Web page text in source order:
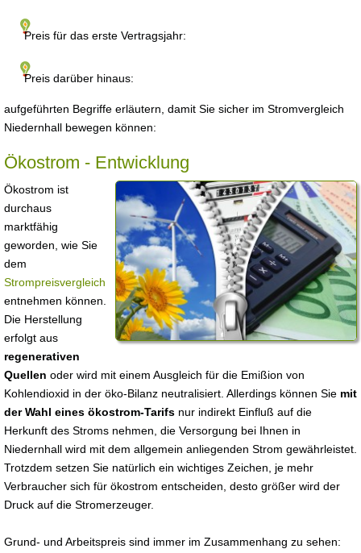
Preis für das erste Vertragsjahr:
Preis darüber hinaus:
aufgeführten Begriffe erläutern, damit Sie sicher im Stromvergleich
Niedernhall bewegen können:
Ökostrom - Entwicklung
Ökostrom ist
durchaus
marktfähig
geworden, wie Sie
dem
Strompreisvergleich
entnehmen können.
Die Herstellung
erfolgt aus
regenerativen
Quellen oder wird mit einem Ausgleich für die Emißion von
Kohlendioxid in der öko-Bilanz neutralisiert. Allerdings können Sie mit
der Wahl eines ökostrom-Tarifs nur indirekt Einfluß auf die
Herkunft des Stroms nehmen, die Versorgung bei Ihnen in
Niedernhall wird mit dem allgemein anliegenden Strom gewährleistet.
Trotzdem setzen Sie natürlich ein wichtiges Zeichen, je mehr
Verbraucher sich für ökostrom entscheiden, desto größer wird der
Druck auf die Stromerzeuger.
Grund- und Arbeitspreis sind immer im Zusammenhang zu sehen: